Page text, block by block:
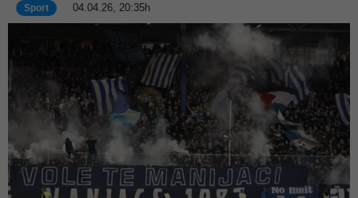
Sport 04.04.26, 20:35h